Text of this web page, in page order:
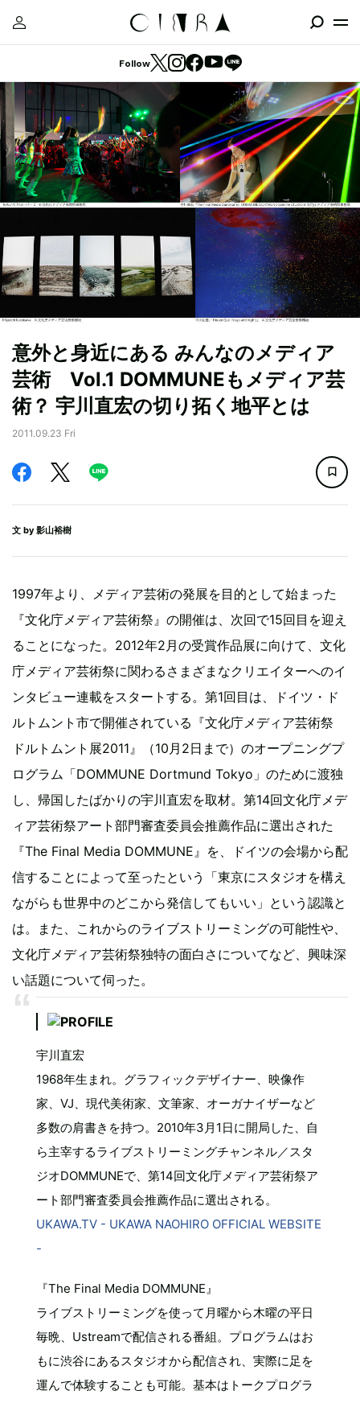
Follow
意外と身近にある みんなのメディア
芸術 Vol.1 DOMMUNEもメディア芸
術？ 宇川直宏の切り拓く地平とは
2011.09.23 Fri
文 by 影山裕樹
1997年より、メディア芸術の発展を目的として始まった
『文化庁メディア芸術祭』の開催は、次回で15回目を迎え
ることになった。2012年2月の受賞作品展に向けて、文化
庁メディア芸術祭に関わるさまざまなクリエイターへのイ
ンタビュー連載をスタートする。第1回目は、ドイツ・ド
ルトムント市で開催されている『文化庁メディア芸術祭
ドルトムント展2011』（10月2日まで）のオープニングプ
ログラム「DOMMUNE Dortmund Tokyo」のために渡独
し、帰国したばかりの宇川直宏を取材。第14回文化庁メデ
ィア芸術祭アート部門審査委員会推薦作品に選出された
『The Final Media DOMMUNE』を、ドイツの会場から配
信することによって至ったという「東京にスタジオを構え
ながらも世界中のどこから発信してもいい」という認識と
は。また、これからのライブストリーミングの可能性や、
文化庁メディア芸術祭独特の面白さについてなど、興味深
い話題について伺った。
宇川直宏
1968年生まれ。グラフィックデザイナー、映像作
家、VJ、現代美術家、文筆家、オーガナイザーなど
多数の肩書きを持つ。2010年3月1日に開局した、自
ら主宰するライブストリーミングチャンネル／スタ
ジオDOMMUNEで、第14回文化庁メディア芸術祭ア
ート部門審査委員会推薦作品に選出される。
UKAWA.TV - UKAWA NAOHIRO OFFICIAL WEBSITE
-
『The Final Media DOMMUNE』
ライブストリーミングを使って月曜から木曜の平日
毎晩、Ustreamで配信される番組。プログラムはお
もに渋谷にあるスタジオから配信され、実際に足を
運んで体験することも可能。基本はトークプログラ